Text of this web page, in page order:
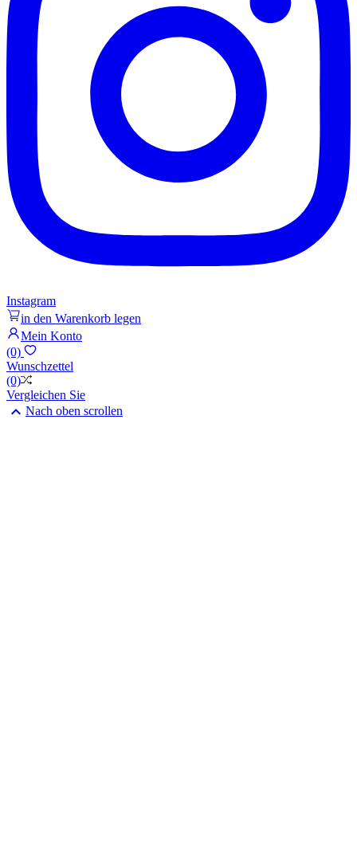
Instagram
in den Warenkorb legen
Mein Konto
(0)
Wunschzettel
(0)
Vergleichen Sie
 Nach oben scrollen